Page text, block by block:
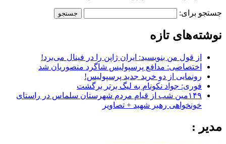
جستجو برای:
نوشته‌های تازه
از قول من بنویسید: ایران ژاپن را در فینال می‌برد!
اختصاصی: مدافع پرسپولیس شاگرد منصوریان شد
رونمایی از دو خرید جدید پرسپولیس!
فوری: جواد نکونام به لیگ برتر برگشت
۱۴۹مین شب از قیام مردم شهرستان سلماس در راستای
خونخواهی رهبر شهید + تصاویر
مدیر :